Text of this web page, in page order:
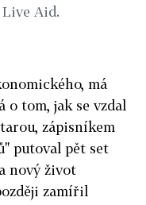
Aid.
má
o tom, jak se vzdal
zápisníkem
putoval pět set
nový život
zamířil